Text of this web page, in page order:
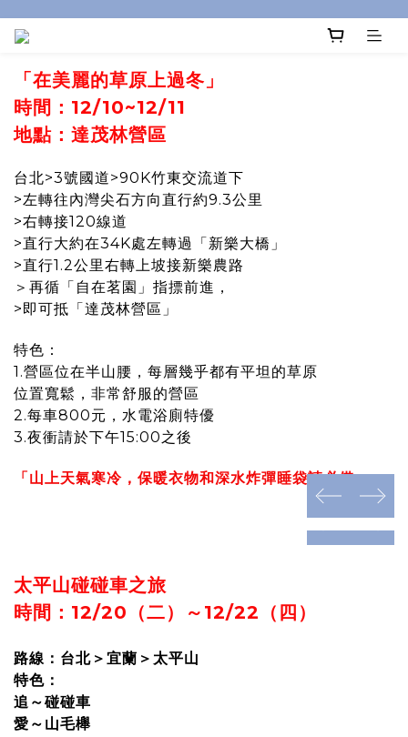
「在美麗的草原上過冬」
時間：12/10~12/11
地點：達茂林營區
台北>3號國道>90K竹東交流道下
>左轉往內灣尖石方向直行約9.3公里
>右轉接120線道
>直行大約在34K處左轉過「新樂大橋」
>直行1.2公里右轉上坡接新樂農路
＞再循「自在茗園」指摽前進，
>即可抵「達茂林營區」
特色：
1.營區位在半山腰，每層幾乎都有平坦的草原
位置寬鬆，非常舒服的營區
2.每車800元，水電浴廁特優
3.夜衝請於下午15:00之後
「山上天氣寒冷，保暖衣物和深水炸彈睡袋請必備」
prev
next
prev
next
太平山碰碰車之旅
時間：12/20（二）～12/22（四）
路線：台北＞宜蘭＞太平山
特色：
追～碰碰車
愛～山毛櫸